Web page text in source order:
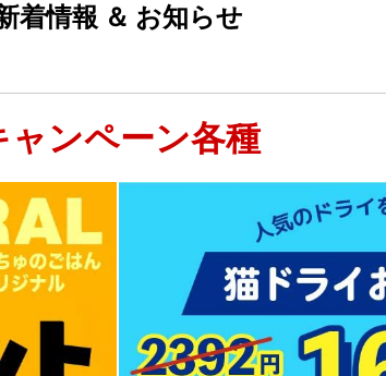
着情報 ＆ お知らせ
ャンペーン各種